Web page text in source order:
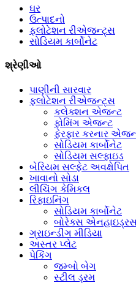
ઘર
ઉત્પાદનો
ફ્લોટેશન રીએજન્ટ્સ
સોડિયમ કાર્બોનેટ
શ્રેણીઓ
પાણીની સારવાર
ફ્લોટેશન રીએજન્ટ્સ
કલેક્શન એજન્ટ
ફોમિંગ એજન્ટ
ફેરફાર કરનાર
સોડિયમ કાર્બોનેટ
સોડિયમ સલ્ફાઇડ
બેરિયમ સલ્ફેટ અવક્ષેપિત
ખાવાનો સોડા
લીચિંગ કેમિકલ
રિફાઇનિંગ
સોડિયમ કાર્બોનેટ
બોરેક્સ
ગ્રાઇન્ડીંગ મીડિયા
અસ્તર પ્લેટ
પેકિંગ
જમ્બો બેગ
સ્ટીલ ડ્રમ